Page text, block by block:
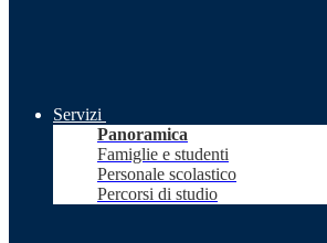
Servizi
Panoramica
Famiglie e studenti
Personale scolastico
Percorsi di studio